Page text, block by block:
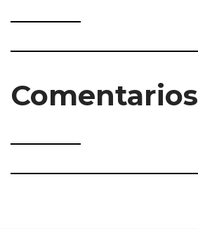
Comentarios